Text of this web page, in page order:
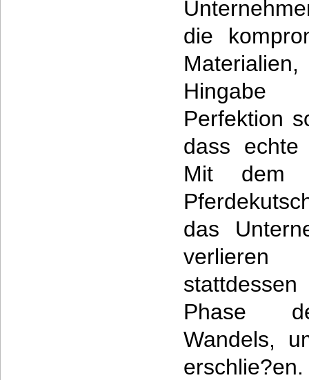
die
Hingabe
Perfektion
dass echte
Mit dem
das
Phase
Wandels,